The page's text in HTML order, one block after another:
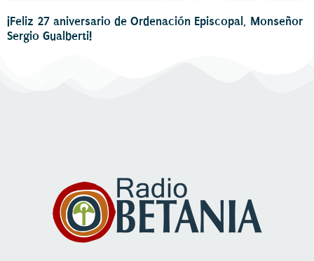
¡Feliz 27 aniversario de Ordenación Episcopal, Monseñor
Sergio Gualberti!